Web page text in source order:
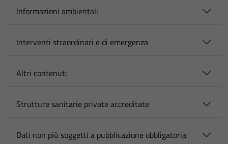
Informazioni ambientali
Interventi straordinari e di emergenza
Altri contenuti
Strutture sanitarie private accreditate
Dati non più soggetti a pubblicazione obbligatoria